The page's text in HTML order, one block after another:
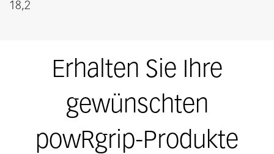
18,2
Erhalten Sie Ihre
gewünschten
powRgrip-Produkte